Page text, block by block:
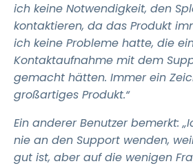
ich keine Notwendigkeit, den
kontaktieren, da das Produkt
ich keine Probleme hatte, die
Kontaktaufnahme mit dem
gemacht hätten. Immer ein
großartiges Produkt.“
Ein anderer Benutzer bemerkt:
nie an den Support wenden,
gut ist, aber auf die wenigen